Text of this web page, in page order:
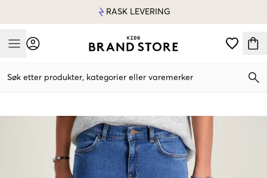
RASK LEVERING
Mobile Menu
Søk etter produkter, kategorier eller varemerker